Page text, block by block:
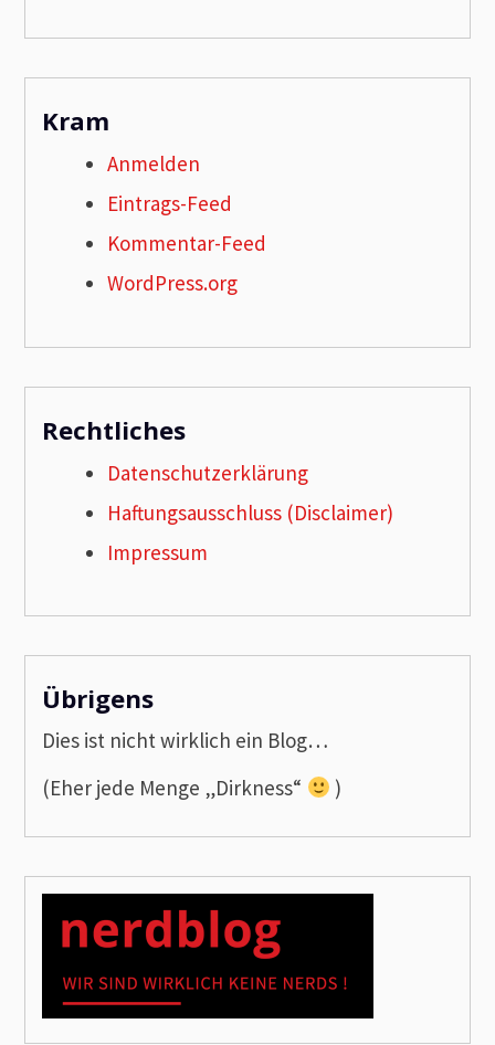
Kram
Anmelden
Eintrags-Feed
Kommentar-Feed
WordPress.org
Rechtliches
Datenschutzerklärung
Haftungsausschluss (Disclaimer)
Impressum
Übrigens
Dies ist nicht wirklich ein Blog…
(Eher jede Menge „Dirkness“
)